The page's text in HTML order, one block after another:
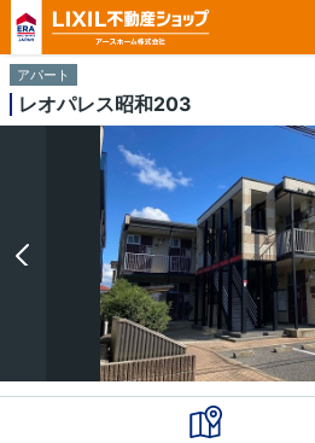
アパート
レオパレス昭和203